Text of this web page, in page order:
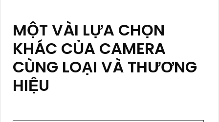
MỘT VÀI LỰA CHỌN
KHÁC CỦA CAMERA
CÙNG LOẠI VÀ THƯƠNG
HIỆU